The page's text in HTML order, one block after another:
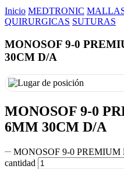
Inicio MEDTRONIC
QUIRURGICAS SUTURAS
MONOSOF 9-0
30CM D/A
MONOSOF 9-0
6MM 30CM D/A
MONOSOF 9-0 PREMIUM
cantidad